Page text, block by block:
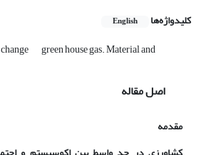
کلیدواژه‌ها English
green house gas. Material and
اصل مقاله
مقدمه